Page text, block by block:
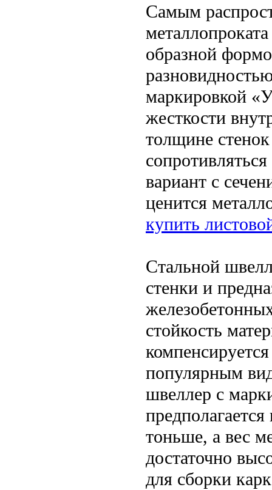
Самым
образной
маркировкой
жесткости
толщине
вариант с
ценится
купить
Стальной
стенки и
стойкость
популярным
швеллер с
тоньше, а вес
достаточно
для сборки